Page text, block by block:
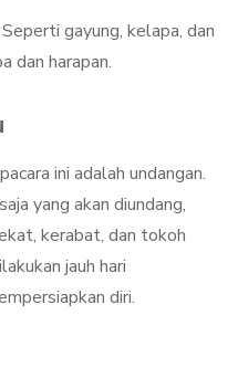
Seperti gayung, kelapa, dan
dan harapan.
ini adalah undangan.
yang akan diundang,
kerabat, dan tokoh
jauh hari
diri.